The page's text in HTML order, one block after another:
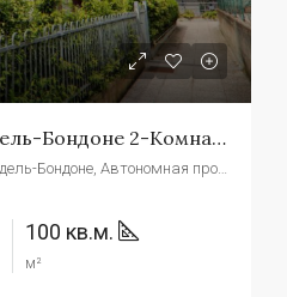
Тренто, Базельга-Дель-Бондоне 2-Комнатная Квартира С Видом На Косуль
Via del Cesuron, Базельга-дель-Бондоне, Автономная провинция Тренто, Италия
100 кв.м.
м²